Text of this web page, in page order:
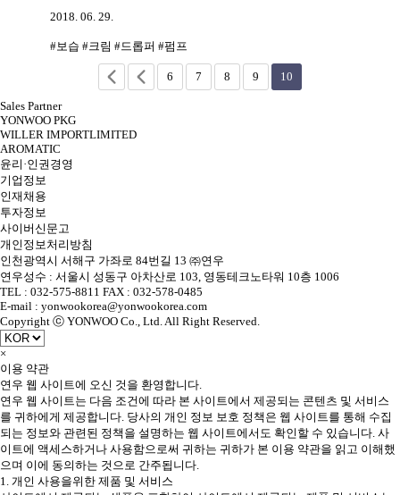
2018. 06. 29.
#보습 #크림 #드롭퍼 #펌프
6 7 8 9 10
Sales Partner
YONWOO PKG
WILLER IMPORTLIMITED
AROMATIC
윤리·인권경영
기업정보
인재채용
투자정보
사이버신문고
개인정보처리방침
인천광역시 서해구 가좌로 84번길 13 ㈜연우
연우성수 : 서울시 성동구 아차산로 103, 영동테크노타워 10층 1006
TEL : 032-575-8811 FAX : 032-578-0485
E-mail : yonwookorea@yonwookorea.com
Copyright ⓒ YONWOO Co., Ltd. All Right Reserved.
×
이용 약관
연우 웹 사이트에 오신 것을 환영합니다.
연우 웹 사이트는 다음 조건에 따라 본 사이트에서 제공되는 콘텐츠 및 서비스
를 귀하에게 제공합니다. 당사의 개인 정보 보호 정책은 웹 사이트를 통해 수집
되는 정보와 관련된 정책을 설명하는 웹 사이트에서도 확인할 수 있습니다. 사
이트에 액세스하거나 사용함으로써 귀하는 귀하가 본 이용 약관을 읽고 이해했
으며 이에 동의하는 것으로 간주됩니다.
1. 개인 사용을위한 제품 및 서비스